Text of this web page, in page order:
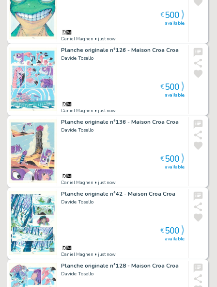
Daniel Maghen • just now
available
€500
Planche originale n°126 - Maison Croa Croa
Davide Tosello
Daniel Maghen • just now
available
€500
Planche originale n°136 - Maison Croa Croa
Davide Tosello
Daniel Maghen • just now
available
€500
Planche originale n°42 - Maison Croa Croa
Davide Tosello
Daniel Maghen • just now
available
€500
Planche originale n°128 - Maison Croa Croa
Davide Tosello